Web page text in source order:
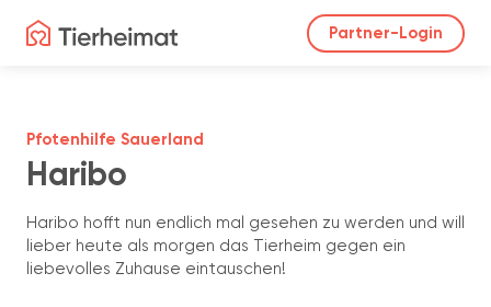
Partner-Login
Haribo
Pfotenhilfe Sauerland
Haribo hofft nun endlich mal gesehen zu werden und will
lieber heute als morgen das Tierheim gegen ein
liebevolles Zuhause eintauschen!